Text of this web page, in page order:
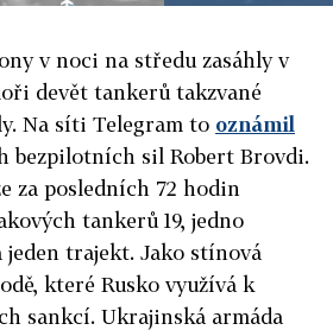
v noci na středu zasáhly v
devět tankerů takzvané
Na síti Telegram to oznámil
bezpilotních sil Robert Brovdi.
za posledních 72 hodin
tankerů 19, jedno
trajekt. Jako stínová
které Rusko využívá k
sankcí. Ukrajinská armáda